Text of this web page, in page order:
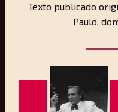
Texto publicado
Paulo,